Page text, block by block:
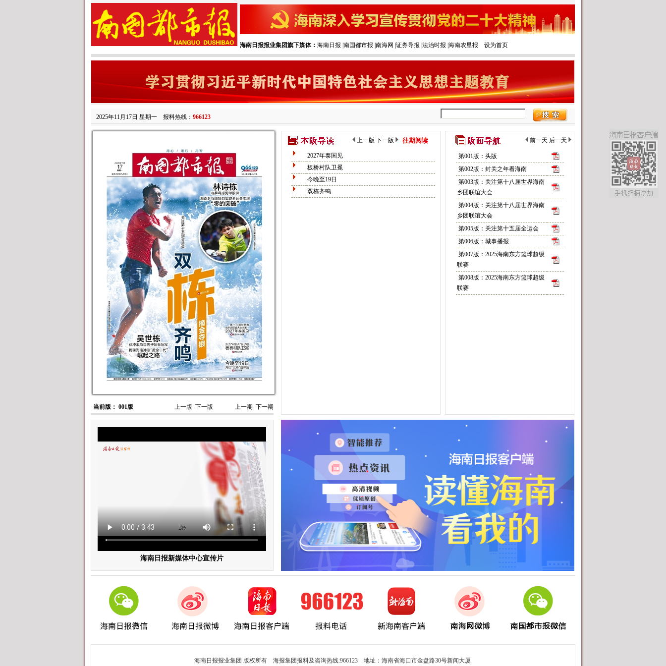
海南日报报业集团旗下媒体： 海南日报 南国都市报 南海网 证券导报 法治时报 海南农垦报 设为首页
2025年11月17日 星期一 报料热线： 966123
当前版： 001版 上一版 下一版 上一期 下一期
上一版 下一版 往期阅读
2027年泰国见
板桥村队卫冕
今晚至19日
双栋齐鸣
前一天 后一天
第001版：头版
第002版：封关之年看海南
第003版：关注第十八届世界海南
乡团联谊大会
第004版：关注第十八届世界海南
乡团联谊大会
第005版：关注第十五届全运会
第006版：城事播报
第007版：2025海南东方篮球超级
联赛
第008版：2025海南东方篮球超级
联赛